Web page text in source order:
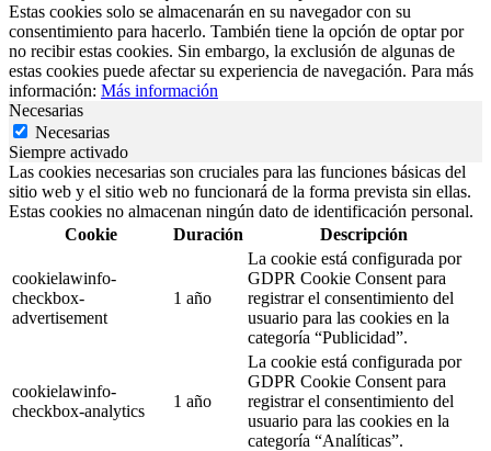
Estas cookies solo se almacenarán en su navegador con su
consentimiento para hacerlo. También tiene la opción de optar por
no recibir estas cookies. Sin embargo, la exclusión de algunas de
estas cookies puede afectar su experiencia de navegación. Para más
información: Más información
Necesarias
Necesarias
Siempre activado
Las cookies necesarias son cruciales para las funciones básicas del
sitio web y el sitio web no funcionará de la forma prevista sin ellas.
Estas cookies no almacenan ningún dato de identificación personal.
Cookie
Duración Descripción
cookielawinfo-
checkbox-
advertisement
1 año
La cookie está configurada por
GDPR Cookie Consent para
registrar el consentimiento del
usuario para las cookies en la
categoría “Publicidad”.
cookielawinfo-
checkbox-analytics
1 año
La cookie está configurada por
GDPR Cookie Consent para
registrar el consentimiento del
usuario para las cookies en la
categoría “Analíticas”.